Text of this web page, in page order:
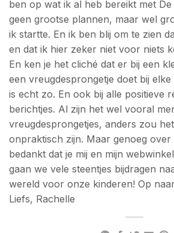
ben op wat ik al heb bereikt met
geen grootse plannen, maar wel
ik startte. En ik ben blij om te zien
en dat ik hier zeker niet voor niets
En ken je het cliché dat er bij een
een vreugdesprongetje doet bij
is echt zo. En ook bij alle positieve
berichtjes. Al zijn het wel vooral
vreugdesprongetjes, anders zou
onpraktisch zijn. Maar genoeg over
bedankt dat je mij en mijn
gaan we vele steentjes bijdragen
wereld voor onze kinderen! Op
Liefs, Rachelle